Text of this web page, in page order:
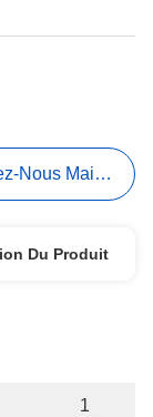
Nous Maintenant
Du Produit
1